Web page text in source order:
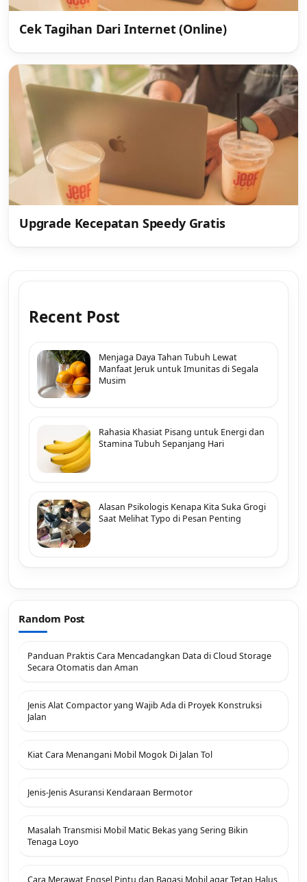
Cek Tagihan Dari Internet (Online)
Upgrade Kecepatan Speedy Gratis
Recent Post
Menjaga Daya Tahan Tubuh Lewat
Manfaat Jeruk untuk Imunitas di Segala
Musim
Rahasia Khasiat Pisang untuk Energi dan
Stamina Tubuh Sepanjang Hari
Alasan Psikologis Kenapa Kita Suka Grogi
Saat Melihat Typo di Pesan Penting
Random Post
Panduan Praktis Cara Mencadangkan Data di Cloud Storage
Secara Otomatis dan Aman
Jenis Alat Compactor yang Wajib Ada di Proyek Konstruksi
Jalan
Kiat Cara Menangani Mobil Mogok Di Jalan Tol
Jenis-Jenis Asuransi Kendaraan Bermotor
Masalah Transmisi Mobil Matic Bekas yang Sering Bikin
Tenaga Loyo